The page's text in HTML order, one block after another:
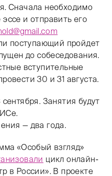
Сначала необходимо
и отправить его
поступающий пройдет
до собеседования.
вступительные
30 и 31 августа.
Занятия будут
— два года.
«Особый взгляд»
цикл онлайн-
в России». В проекте